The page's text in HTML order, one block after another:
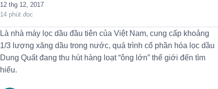
12 thg 12, 2017
14 phút đọc
Là nhà máy lọc dầu đầu tiên của Việt Nam, cung cấp khoảng
1/3 lượng xăng dầu trong nước, quá trình cổ phần hóa lọc dầu
Dung Quất đang thu hút hàng loạt “ông lớn” thế giới đến tìm
hiểu.